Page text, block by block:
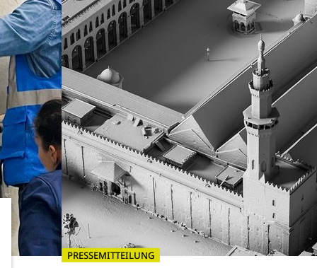
PRESSEMITTEILUNG